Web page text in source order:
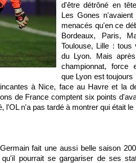
d'être détrôné en
Les Gones
menacés qu'en ce
Bordeaux, Paris,
Toulouse, Lille : tous
du Lyon. Mais
championnat, force
que Lyon est toujours
à Nice, face au Havre et la
de France comptent six points
l'OLn'a pas tardé à montrer qui était le
fait une aussi belle saison
pourrait se gargariser de ses